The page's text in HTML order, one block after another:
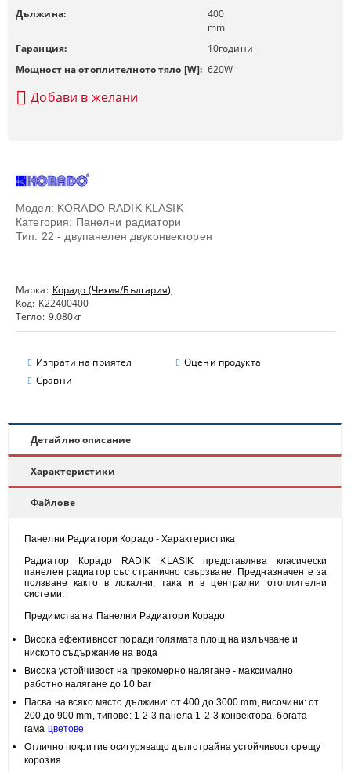
Модел: KORADO RADIK KLASIK
Категория: Панелни радиатори
Тип: 22 - двупанелен двуконвекторен
Марка: Корадо (Чехия/България)
Код: K22400400
Тегло: 9.080кг
Изпрати на приятел
Оцени продукта
Сравни
Дължина:
400
mm
Гаранция:
10години
Мощност на отоплителното тяло [W]: 620W
Добави в желани
Детайлно описание
Характеристики
Файлове
Панелни Радиатори Корадо - Характеристика
Радиатор Корадо RADIK KLASIK представлява класически
панелен радиатор със странично свързване. Предназначен е за
ползване както в локални, така и в централни отоплителни
системи.
Предимства на Панелни Радиатори Корадо
Висока ефективност поради голямата площ на излъчване и
ниското съдържание на вода
Висока устойчивост на прекомерно налягане - максимално
работно налягане до 10 bar
Пасва на всяко място дължини: от 400 до 3000 mm, височини:от
200 до 900 mm, типове:1-2-3 панела 1-2-3 конвектора, богата
гама цветове
Отлично покритие осигуряващо дълготрайна устойчивост срещу
корозия